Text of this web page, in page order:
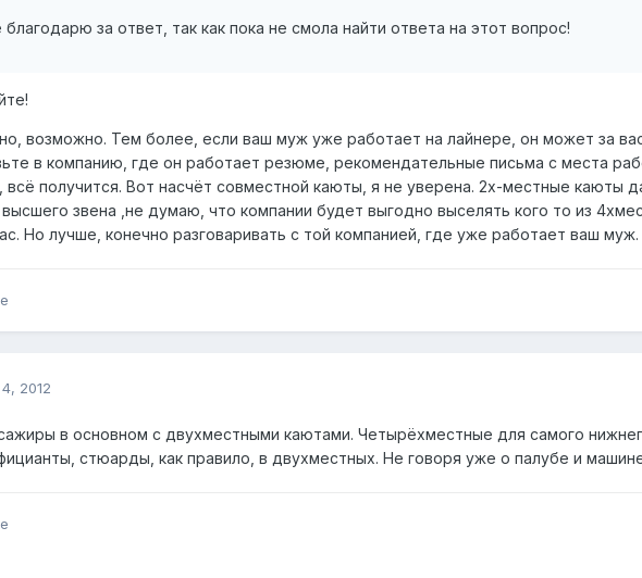
благодарю за ответ, так как пока не смола найти ответа на этот вопрос!
возможно. Тем более, если ваш муж уже работает на лайнере, он может за
в компанию, где он работает резюме, рекомендательные письма с места
получится. Вот насчёт совместной каюты, я не уверена. 2х-местные каюты
звена ,не думаю, что компании будет выгодно выселять кого то из
Но лучше, конечно разговаривать с той компанией, где уже работает ваш муж.
2012
в основном с двухместными каютами. Четырёхместные для самого
стюарды, как правило, в двухместных. Не говоря уже о палубе и